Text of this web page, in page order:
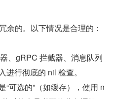
余的。以下情况是合理的：
、gRPC 拦截器、消息队列
行彻底的 nil 检查。
“可选的”（如缓存），使用 n